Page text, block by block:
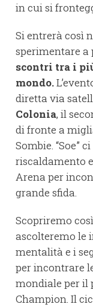
in cui si
Si entrerà così
sperimentare a
scontri tra i
mondo.
diretta via
Colonia, il
di fronte a
Sombie. “Soe”
riscaldamento
Arena per
grande sfida.
Scopriremo
ascolteremo le
mentalità e i
per incontrare
mondiale per il
Champion. Il